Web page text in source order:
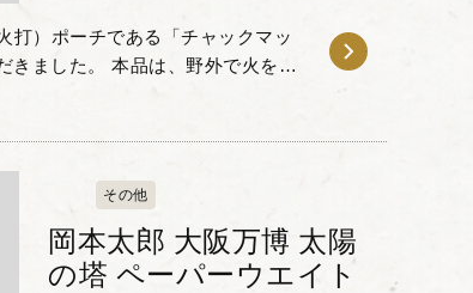
打）ポーチである「チャックマッ
きました。 本品は、野外で火を起
その他
岡本太郎 大阪万博 太陽
の塔 ペーパーウエイト